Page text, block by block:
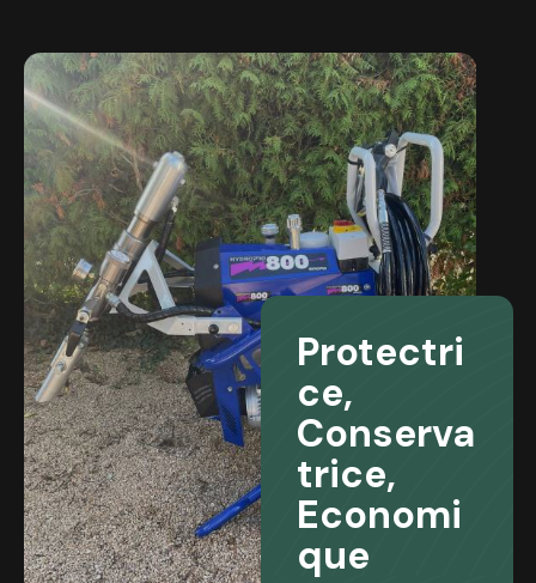
Protectri
ce,
Conserva
trice,
Economi
que